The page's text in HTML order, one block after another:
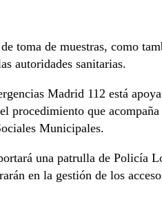
toma de muestras, como
autoridades sanitarias.
Madrid 112 está
procedimiento que
Municipales.
una patrulla de Policía
en la gestión de los